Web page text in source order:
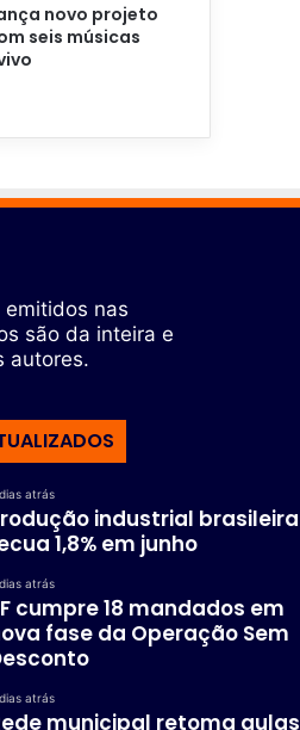
novo projeto
seis músicas
nas
são da inteira e
autores.
atrás
industrial brasileira
1,8% em junho
atrás
cumpre 18 mandados em
fase da Operação Sem
atrás
municipal retoma aulas